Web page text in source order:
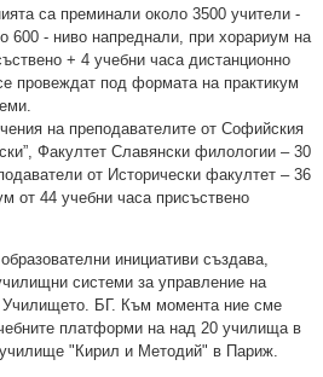
са преминали около 3500 учители -
600 - ниво напреднали, при хорариум на
+ 4 учебни часа дистанционно
провеждат под формата на практикум
на преподавателите от Софийския
Факултет Славянски филологии – 30
от Исторически факултет – 36
от 44 учебни часа присъствено
инициативи създава,
системи за управление на
Училището. БГ. Към момента ние сме
платформи на над 20 училища в
училищe "Кирил и Методий" в Париж.